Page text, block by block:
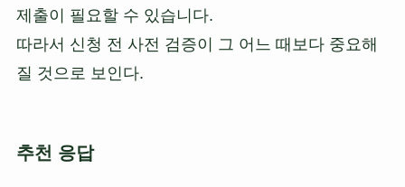
제출이 필요할 수 있습니다.
따라서 신청 전 사전 검증이 그 어느 때보다 중요해
질 것으로 보인다.
추천 응답